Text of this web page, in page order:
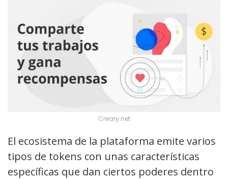
Creary.net
El ecosistema de la plataforma emite varios
tipos de tokens con unas características
específicas que dan ciertos poderes dentro